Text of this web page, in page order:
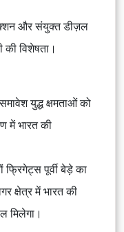
और संयुक्त डीज़ल
की विशेषता।
युद्ध क्षमताओं को
में भारत की
फ्रिगेट्स पूर्वी बेड़े का
क्षेत्र में भारत की
मिलेगा।